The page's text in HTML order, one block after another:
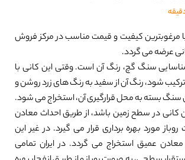
مرغوبترین کیفیت و قیمت مناسب در مرکز فروش
عرضه می گردد.
سنگ گچ، رنگ آن است. وقتی این کانی با
شود، رنگ آن از سفید به رنگ های زرد روشن و
سنگ بسته به محل قرارگیری آن، استخراج می شود.
کانی در سطح زمین باشد، از طریق احداث معادن
مورد بهره برداری قرار می گیرد. در غیر این
عمیق استخراج می گردد. در ایران تمامی